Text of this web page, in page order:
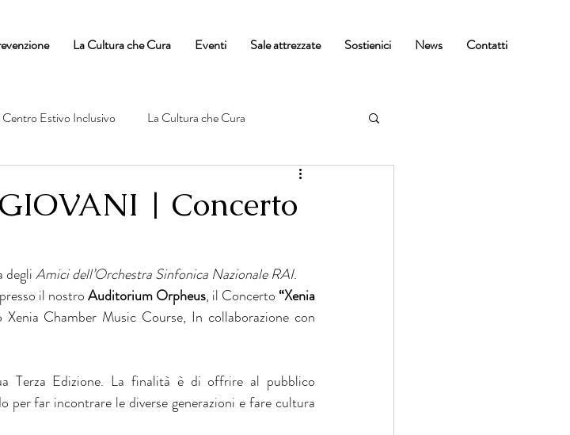
La Cultura che Cura Eventi Sale attrezzate Sostienici News Contatti
Centro Estivo Inclusivo La Cultura che Cura
| Concerto
degli Amici dell’Orchestra Sinfonica Nazionale RAI.
il nostro Auditorium Orpheus, il Concerto “Xenia
Chamber Music Course, In collaborazione con
Terza Edizione. La finalità è di offrire al pubblico
per far incontrare le diverse generazioni e fare cultura